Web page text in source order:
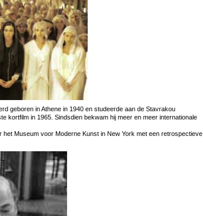
geboren in Athene in 1940 en studeerde aan de Stavrakou
kortfilm in 1965. Sindsdien bekwam hij meer en meer internationale
het Museum voor Moderne Kunst in New York met een retrospectieve